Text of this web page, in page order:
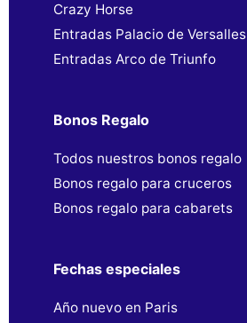
Crazy Horse
Entradas Palacio de Versalles
Entradas Arco de Triunfo
Bonos Regalo
Todos nuestros bonos regalo
Bonos regalo para cruceros
Bonos regalo para cabarets
Fechas especiales
Año nuevo en Paris